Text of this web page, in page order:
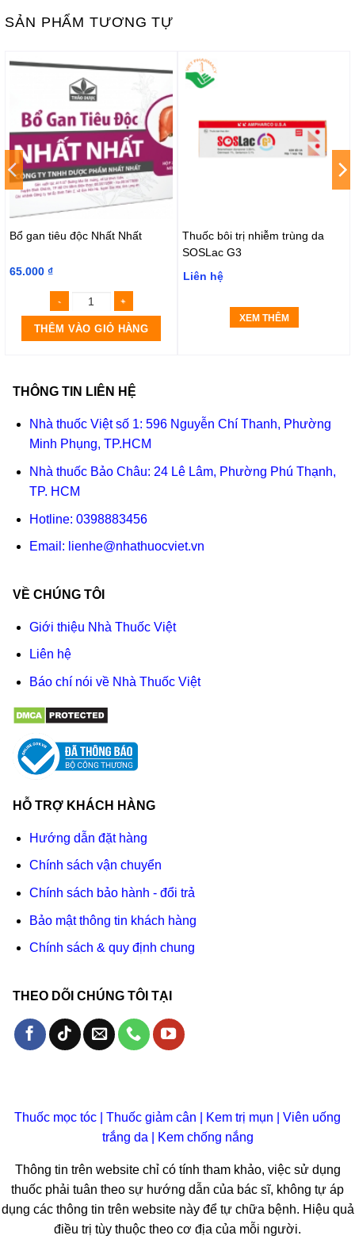
SẢN PHẨM TƯƠNG TỰ
Bổ gan tiêu độc Nhất Nhất
65.000 ₫
THÊM VÀO GIỎ HÀNG
Thuốc bôi trị nhiễm trùng da
SOSLac G3
Liên hệ
XEM THÊM
THÔNG TIN LIÊN HỆ
Nhà thuốc Việt số 1: 596 Nguyễn Chí Thanh, Phường
Minh Phụng, TP.HCM
Nhà thuốc Bảo Châu: 24 Lê Lâm, Phường Phú Thạnh,
TP. HCM
Hotline: 0398883456
Email: lienhe@nhathuocviet.vn
VỀ CHÚNG TÔI
Giới thiệu Nhà Thuốc Việt
Liên hệ
Báo chí nói về Nhà Thuốc Việt
HỖ TRỢ KHÁCH HÀNG
Hướng dẫn đặt hàng
Chính sách vận chuyển
Chính sách bảo hành - đổi trả
Bảo mật thông tin khách hàng
Chính sách & quy định chung
THEO DÕI CHÚNG TÔI TẠI
Thuốc mọc tóc Thuốc giảm cân Kem trị mụn
Viên uống
trắng da| Kem chống nắng
Thông tin trên website chỉ có tính tham khảo, việc sử dụng
thuốc phải tuân theo sự hướng dẫn của bác sĩ, không tự áp
dụng các thông tin trên website này để tự chữa bệnh. Hiệu quả
điều trị tùy thuộc theo cơ địa của mỗi người.